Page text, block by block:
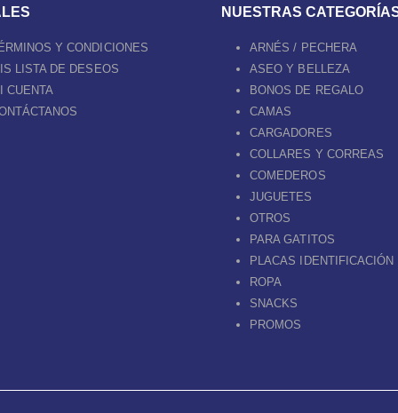
Y CONDICIONES
LISTA DE DESEOS
CUENTA
NUESTRAS
ARNÉS / PECHERA
ASEO Y BELLEZA
BONOS DE REGALO
CAMAS
CARGADORES
COLLARES Y CORREAS
COMEDEROS
JUGUETES
OTROS
PARA GATITOS
PLACAS IDENTIFICACIÓN
ROPA
SNACKS
PROMOS